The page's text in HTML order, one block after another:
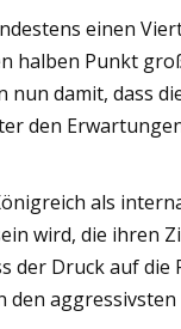
einen
halben Punkt
damit, dass
den
als
wird, die ihren
Druck auf die